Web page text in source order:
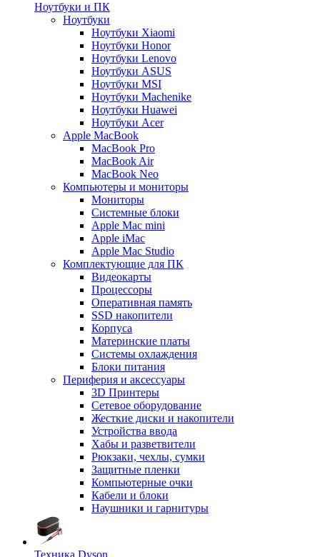
Ноутбуки и ПК
Ноутбуки
Ноутбуки Xiaomi
Ноутбуки Honor
Ноутбуки Lenovo
Ноутбуки ASUS
Ноутбуки MSI
Ноутбуки Machenike
Ноутбуки Huawei
Ноутбуки Acer
Apple MacBook
MacBook Pro
MacBook Air
MacBook Neo
Компьютеры и мониторы
Мониторы
Системные блоки
Apple Mac mini
Apple iMac
Apple Mac Studio
Комплектующие для ПК
Видеокарты
Процессоры
Оперативная память
SSD накопители
Корпуса
Материнские платы
Системы охлаждения
Блоки питания
Периферия и аксессуары
3D Принтеры
Сетевое оборудование
Жесткие диски и накопители
Устройства ввода
Хабы и разветвители
Рюкзаки, чехлы, сумки
Защитные пленки
Компьютерные очки
Кабели и блоки
Наушники и гарнитуры
Техника Dyson